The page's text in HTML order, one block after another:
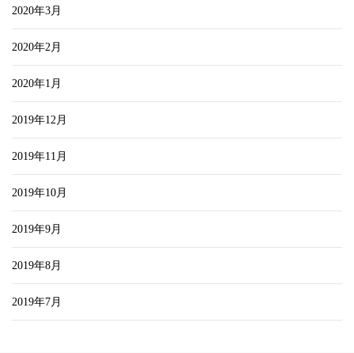
2020年3月
2020年2月
2020年1月
2019年12月
2019年11月
2019年10月
2019年9月
2019年8月
2019年7月